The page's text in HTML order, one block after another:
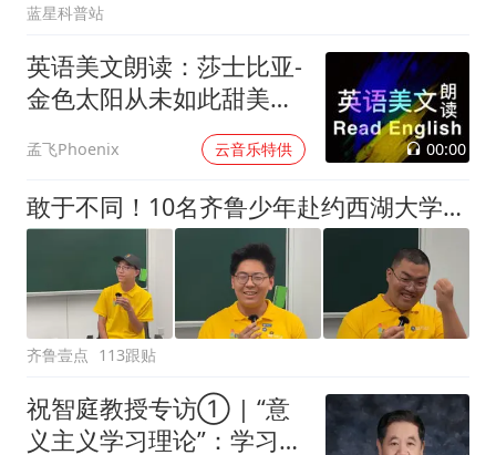
蓝星科普站
英语美文朗读：莎士比亚-
金色太阳从未如此甜美吻
孟飞Phoenix 云音乐特供 00:00
敢于不同！10名齐鲁少年赴约西湖大学！他们是谁？为何而选？
齐鲁壹点 113跟贴
祝智庭教授专访① | “意
义主义学习理论”：学习的